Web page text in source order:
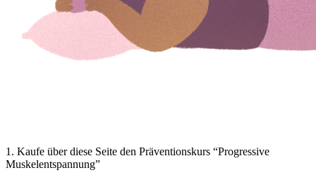
1. Kaufe über diese Seite den Präventionskurs “Progressive
Muskelentspannung”